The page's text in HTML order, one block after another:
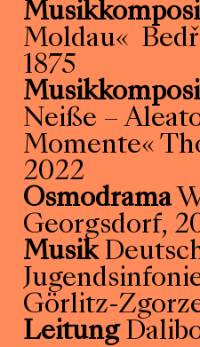
Moldau«
1875
Neiße –
Momente«
2022
Osmodrama
Georgsdorf,
Musik
Görlitz-
Leitung